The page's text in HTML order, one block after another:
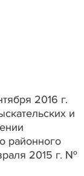
2016 г.
и
районного
2015 г. №